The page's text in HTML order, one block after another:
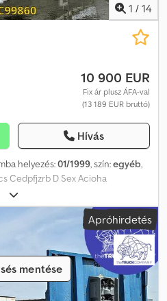
1 / 14
10 900 EUR
Fix ár plusz ÁFA-val
(13 189 EUR bruttó)
Hívás
helyezés:01/1999, szín:egyéb,
Cedpfjzrb D Sex Acioha
Apróhirdetés
mentése